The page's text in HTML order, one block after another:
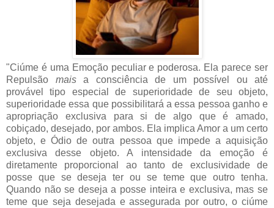
"Ciúme é uma Emoção peculiar e poderosa. Ela parece ser
Repulsão maisa consciência de um possível ou até
provável tipo especial de superioridade de seu objeto,
superioridade essa que possibilitará a essa pessoa ganho e
apropriação exclusiva para si de algo que é amado,
cobiçado, desejado, por ambos. Ela implica Amor a um certo
objeto, e Ódio de outra pessoa que impede a aquisição
exclusiva desse objeto. A intensidade da emoção é
diretamente proporcional ao tanto de exclusividade de
posse que se deseja ter ou se teme que outro tenha.
Quando não se deseja a posse inteira e exclusiva, mas se
teme que seja desejada e assegurada por outro, o ciúme